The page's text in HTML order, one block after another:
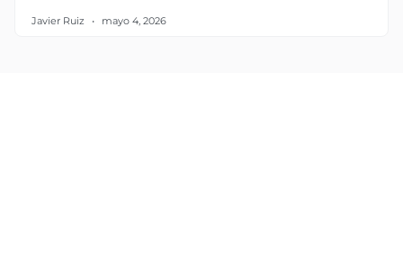
Javier Ruiz mayo 4, 2026